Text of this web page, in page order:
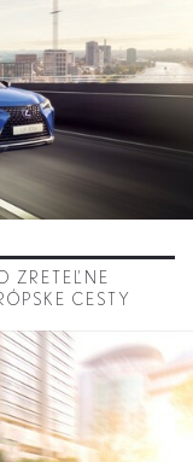
ZRETEĽNE
CESTY